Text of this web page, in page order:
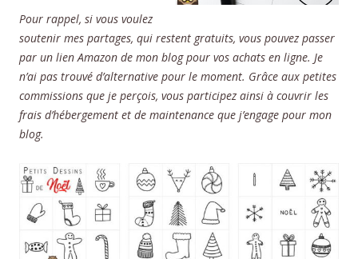
Pour rappel, si vous voulez
soutenir mes partages, qui restent gratuits, vous pouvez passer
par un lien Amazon de mon blog pour vos achats en ligne. Je
n’ai pas trouvé d’alternative pour le moment. Grâce aux petites
commissions que je perçois, vous participez ainsi à couvrir les
frais d’hébergement et de maintenance que j’engage pour mon
blog.